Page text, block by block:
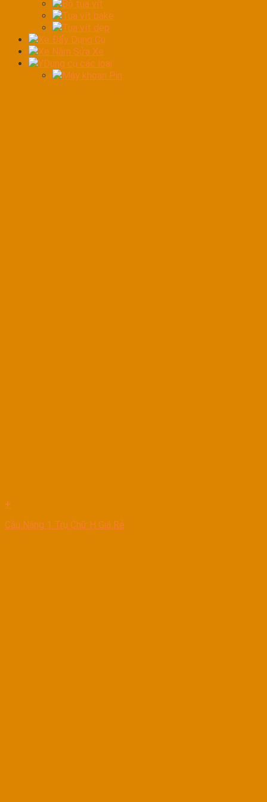
Bộ tua vít
Tua vít bake
Tua vít dẹp
Xe Đẩy Dụng Cụ
Xe Nằm Sửa Xe
YDụng cụ các loại
Máy khoan Pin
+
Cầu Nâng 1 Trụ Chữ H Giá Rẻ